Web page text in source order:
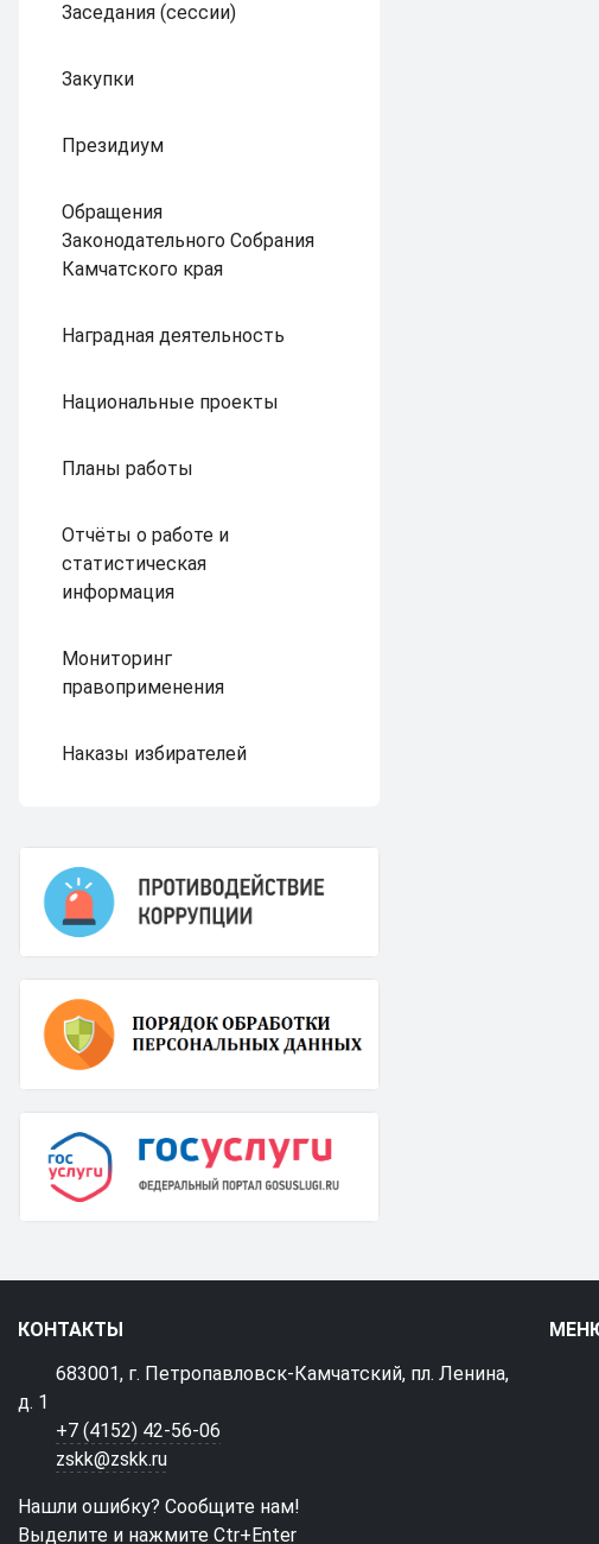
Заседания (сессии)
Закупки
Президиум
Обращения
Законодательного Собрания
Камчатского края
Наградная деятельность
Национальные проекты
Планы работы
Отчёты о работе и
статистическая
информация
Мониторинг
правоприменения
Наказы избирателей
КОНТАКТЫ
683001, г. Петропавловск-Камчатский, пл. Ленина,
д. 1
+7 (4152) 42-56-06
zskk@zskk.ru
Нашли ошибку? Сообщите нам!
Выделите и нажмите Ctr+Enter